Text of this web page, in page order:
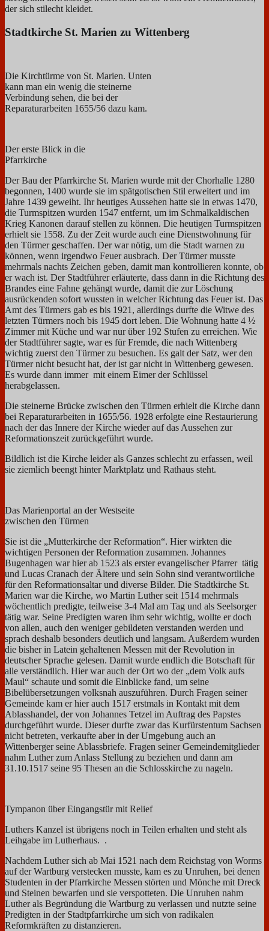
der sich stilecht kleidet.
Stadtkirche St. Marien zu Wittenberg
Die Kirchtürme von St. Marien. Unten
kann man ein wenig die steinerne
Verbindung sehen, die bei der
Reparaturarbeiten 1655/56 dazu kam.
Der erste Blick in die
Pfarrkirche
Der Bau der Pfarrkirche St. Marien wurde mit der Chorhalle 1280
begonnen, 1400 wurde sie im spätgotischen Stil erweitert und im
Jahre 1439 geweiht. Ihr heutiges Aussehen hatte sie in etwas 1470,
die Turmspitzen wurden 1547 entfernt, um im Schmalkaldischen
Krieg Kanonen darauf stellen zu können. Die heutigen Turmspitzen
erhielt sie 1558. Zu der Zeit wurde auch eine Dienstwohnung für
den Türmer geschaffen. Der war nötig, um die Stadt warnen zu
können, wenn irgendwo Feuer ausbrach. Der Türmer musste
mehrmals nachts Zeichen geben, damit man kontrollieren konnte, ob
er wach ist. Der Stadtführer erläuterte, dass dann in die Richtung des
Brandes eine Fahne gehängt wurde, damit die zur Löschung
ausrückenden sofort wussten in welcher Richtung das Feuer ist. Das
Amt des Türmers gab es bis 1921, allerdings durfte die Witwe des
letzten Türmers noch bis 1945 dort leben. Die Wohnung hatte 4 ½
Zimmer mit Küche und war nur über 192 Stufen zu erreichen. Wie
der Stadtführer sagte, war es für Fremde, die nach Wittenberg
wichtig zuerst den Türmer zu besuchen. Es galt der Satz, wer den
Türmer nicht besucht hat, der ist gar nicht in Wittenberg gewesen.
Es wurde dann immer mit einem Eimer der Schlüssel
herabgelassen.
Die steinerne Brücke zwischen den Türmen erhielt die Kirche dann
bei Reparaturarbeiten in 1655/56. 1928 erfolgte eine Restaurierung
nach der das Innere der Kirche wieder auf das Aussehen zur
Reformationszeit zurückgeführt wurde.
Bildlich ist die Kirche leider als Ganzes schlecht zu erfassen, weil
sie ziemlich beengt hinter Marktplatz und Rathaus steht.
Das Marienportal an der Westseite
zwischen den Türmen
Sie ist die „Mutterkirche der Reformation“. Hier wirkten die
wichtigen Personen der Reformation zusammen. Johannes
Bugenhagen war hier ab 1523 als erster evangelischer Pfarrer tätig
und Lucas Cranach der Ältere und sein Sohn sind verantwortliche
für den Reformationsaltar und diverse Bilder. Die Stadtkirche St.
Marien war die Kirche, wo Martin Luther seit 1514 mehrmals
wöchentlich predigte, teilweise 3-4 Mal am Tag und als Seelsorger
tätig war. Seine Predigten waren ihm sehr wichtig, wollte er doch
von allen, auch den weniger gebildeten verstanden werden und
sprach deshalb besonders deutlich und langsam. Außerdem wurden
die bisher in Latein gehaltenen Messen mit der Revolution in
deutscher Sprache gelesen. Damit wurde endlich die Botschaft für
alle verständlich. Hier war auch der Ort wo der „dem Volk aufs
Maul“ schaute und somit die Einblicke fand, um seine
Bibelübersetzungen volksnah auszuführen. Durch Fragen seiner
Gemeinde kam er hier auch 1517 erstmals in Kontakt mit dem
Ablasshandel, der von Johannes Tetzel im Auftrag des Papstes
durchgeführt wurde. Dieser durfte zwar das Kurfürstentum Sachsen
nicht betreten, verkaufte aber in der Umgebung auch an
Wittenberger seine Ablassbriefe. Fragen seiner Gemeindemitglieder
nahm Luther zum Anlass Stellung zu beziehen und dann am
31.10.1517 seine 95 Thesen an die Schlosskirche zu nageln.
Tympanon über Eingangstür mit Relief
Luthers Kanzel ist übrigens noch in Teilen erhalten und steht als
Leihgabe im Lutherhaus. .
Nachdem Luther sich ab Mai 1521 nach dem Reichstag von Worms
auf der Wartburg verstecken musste, kam es zu Unruhen, bei denen
Studenten in der Pfarrkirche Messen störten und Mönche mit Dreck
und Steinen bewarfen und sie verspotteten. Die Unruhen nahm
Luther als Begründung die Wartburg zu verlassen und nutzte seine
Predigten in der Stadtpfarrkirche um sich von radikalen
Reformkräften zu distanzieren.